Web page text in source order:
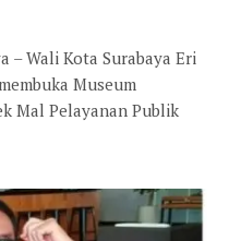
– Wali Kota Surabaya Eri
Museum
Mal Pelayanan Publik